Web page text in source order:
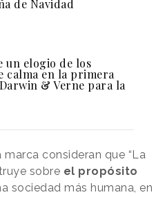
de Navidad
un elogio de los
calma en la primera
& Verne para la
consideran que “La
sobre el propósito
sociedad más humana, en